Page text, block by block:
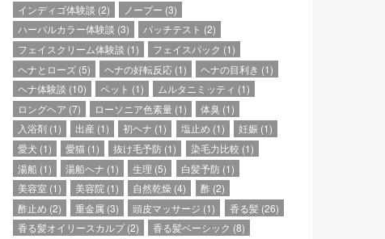
インディゴ体験談 (2) ノープー (3)
ハーバルカラー体験談 (3) パッチテスト (2)
フェイスクリーム体験談 (1) フェイスパック (1)
ヘナとローズ (5) ヘナの好転反応 (1) ヘナの目利き (1)
ヘナ体験談 (10) ペット (1) ムルタニミッティ (1)
ロングヘア (7) ローソニア色素量 (1) 体臭 (1)
入浴剤 (1) 出産 (1) 初ヘナ (1) 塩止め (1) 妊娠(1)
愛犬 (1) 愛猫 (1) 抜け毛予防 (1) 染毛力比較 (1)
湯船 (1) 湯船ヘナ (1) 生理 (5) 白髪予防(1)
美容室 (1) 美容院 (1) 自然乾燥 (4) 酢(2)
酢止め (2) 重金属 (3) 頭皮マッサージ (1) 香る髪(26)
香る髪オイリースカルプ (2) 香る髪ベーシック (8)